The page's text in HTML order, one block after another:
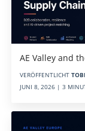
AE Valley and
VERÖFFENTLICHT
JUNI 8, 2026 | 3